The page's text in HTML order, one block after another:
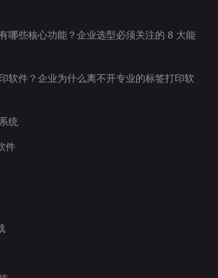
哪些核心功能？企业选型必须关注的 8 大能
软件？企业为什么离不开专业的标签打印软
统
件